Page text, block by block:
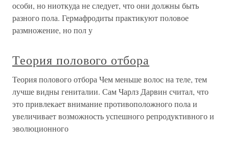
особи, но ниоткуда не следует, что они должны быть
разного пола. Гермафродиты практикуют половое
размножение, но пол у
Теория полового отбора
Теория полового отбора Чем меньше волос на теле, тем
лучше видны гениталии. Сам Чарлз Дарвин считал, что
это привлекает внимание противоположного пола и
увеличивает возможность успешного репродуктивного и
эволюционного